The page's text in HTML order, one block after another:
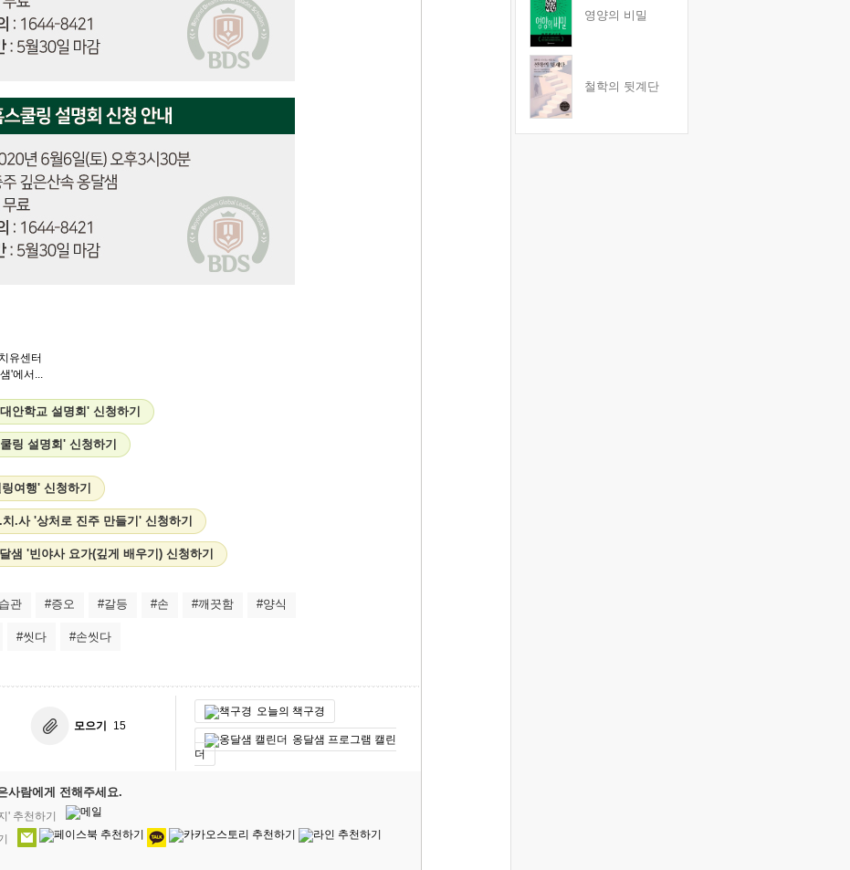
유센터
'에서...
안학교 설명회' 신청하기
링 설명회' 신청하기
여행' 신청하기
.사 '상처로 진주 만들기' 신청하기
샘 '빈야사 요가(깊게 배우기) 신청하기
관 #증오 #갈등 #손 #깨끗함 #양식
#씻다 #손씻다
모으기 15
오늘의 책구경
옹달샘 프로그램 캘린
더
사람에게 전해주세요.
' 추천하기
영양의 비밀
철학의 뒷계단